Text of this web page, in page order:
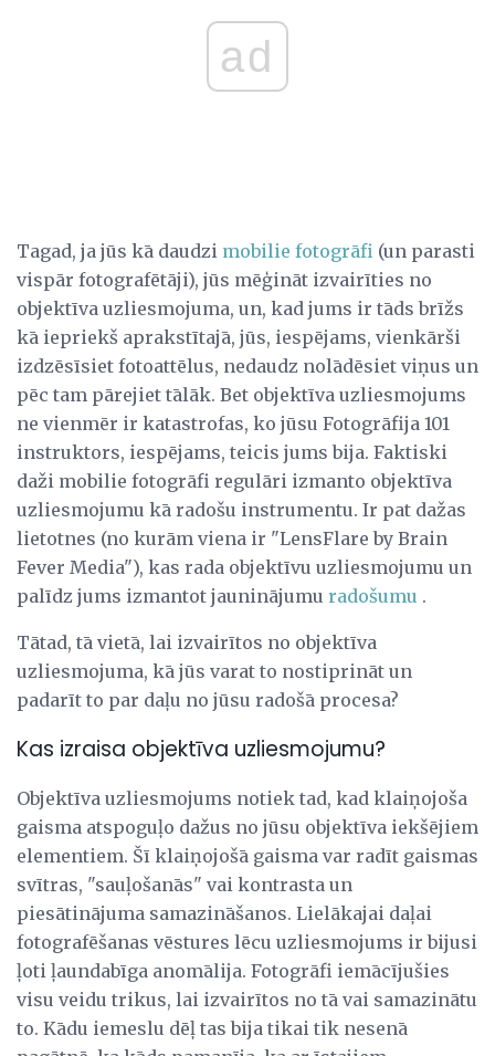
ad
Tagad, ja jūs kā daudzi mobilie fotogrāfi (un parasti
vispār fotografētāji), jūs mēģināt izvairīties no
objektīva uzliesmojuma, un, kad jums ir tāds brīžs
kā iepriekš aprakstītajā, jūs, iespējams, vienkārši
izdzēsīsiet fotoattēlus, nedaudz nolādēsiet viņus un
pēc tam pārejiet tālāk. Bet objektīva uzliesmojums
ne vienmēr ir katastrofas, ko jūsu Fotogrāfija 101
instruktors, iespējams, teicis jums bija. Faktiski
daži mobilie fotogrāfi regulāri izmanto objektīva
uzliesmojumu kā radošu instrumentu. Ir pat dažas
lietotnes (no kurām viena ir "LensFlare by Brain
Fever Media"), kas rada objektīvu uzliesmojumu un
palīdz jums izmantot jauninājumu radošumu .
Tātad, tā vietā, lai izvairītos no objektīva
uzliesmojuma, kā jūs varat to nostiprināt un
padarīt to par daļu no jūsu radošā procesa?
Kas izraisa objektīva uzliesmojumu?
Objektīva uzliesmojums notiek tad, kad klaiņojoša
gaisma atspoguļo dažus no jūsu objektīva iekšējiem
elementiem. Šī klaiņojošā gaisma var radīt gaismas
svītras, "sauļošanās" vai kontrasta un
piesātinājuma samazināšanos. Lielākajai daļai
fotografēšanas vēstures lēcu uzliesmojums ir bijusi
ļoti ļaundabīga anomālija. Fotogrāfi iemācījušies
visu veidu trikus, lai izvairītos no tā vai samazinātu
to. Kādu iemeslu dēļ tas bija tikai tik nesenā